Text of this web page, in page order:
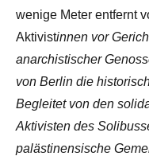
wenige Meter entfernt
Aktivistinnen vor
anarchistischer
von Berlin die
Begleitet von den
Aktivisten des
palästinensische